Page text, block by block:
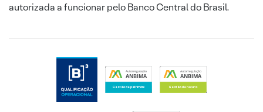
autorizada a funcionar pelo Banco Central do Brasil.